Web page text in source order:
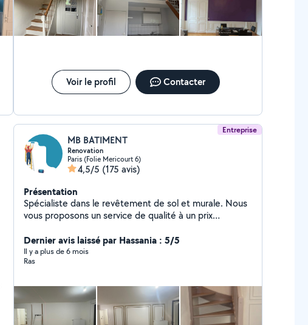
l'appui de mon équipe. Mes engagements : Travail
détaillé Finitions de haute qualité Résultat élégant et
harmonieux Intervention rapide et professionnelle
Voir le profil Contacter
Entreprise
MB BATIMENT
Renovation
Paris (Folie Mericourt 6)
4,5/5 (175 avis)
Présentation
Spécialiste dans le revêtement de sol et murale. Nous
vous proposons un service de qualité à un prix
Dernier avis laissé par Hassania : 5/5
Il y a plus de 6 mois
Ras